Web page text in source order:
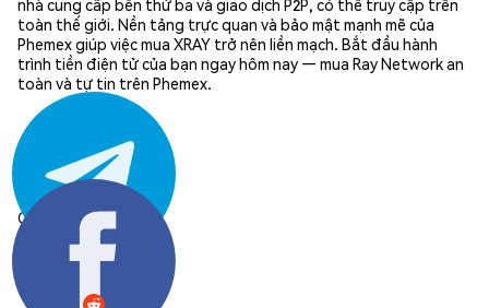
nhà cung cấp bên thứ ba và giao dịch P2P, có thể truy cập trên
toàn thế giới. Nền tảng trực quan và bảo mật mạnh mẽ của
Phemex giúp việc mua XRAY trở nên liền mạch. Bắt đầu hành
trình tiền điện tử của bạn ngay hôm nay — mua Ray Network an
toàn và tự tin trên Phemex.
Chia sẻ: